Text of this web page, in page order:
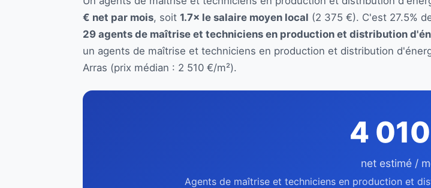
€ net par mois, soit 1.7× le salaire moyen local (2 375 €). C'est 27.5%
29 agents de maîtrise et techniciens en production et distribution
un agents de maîtrise et techniciens en production et distribution
Arras (prix médian : 2 510 €/m²).
4
net estimé /
Agents de maîtrise et techniciens en production et